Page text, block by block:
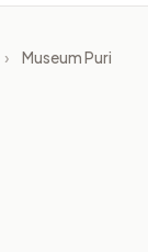
›
Museum Puri